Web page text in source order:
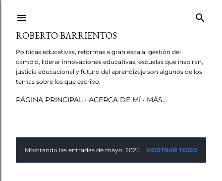
ROBERTO BARRIENTOS
Políticas educativas, reformas a gran escala, gestión del
cambio, liderar innovaciones educativas, escuelas que inspiran,
justicia educacional y futuro del aprendizaje son algunos de los
temas sobre los que escribo.
PÁGINA PRINCIPAL ACERCA DE MÍ MÁS…
EMostrando las entradas de mayo, 2025 MOSTRAR TODO